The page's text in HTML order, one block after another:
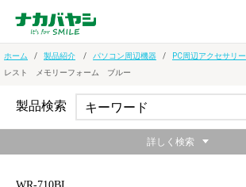
ホーム 製品紹介 パソコン周辺機器 PC周辺アクセサリー
レスト メモリーフォーム ブルー
製品検索
詳しく検索